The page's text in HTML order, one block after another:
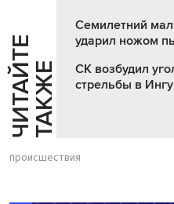
Ч
И
Т
АЙ
Т
Е
Т
А
К
ЖЕ
Семилетний
ударил ножом
СК возбудил
стрельбы в
происшествия